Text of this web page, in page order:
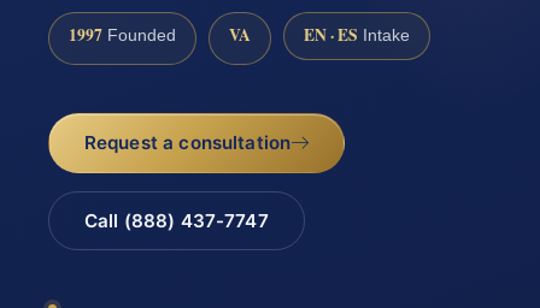
1997 Founded VA EN · ES Intake
Request a consultation
Call (888) 437-7747